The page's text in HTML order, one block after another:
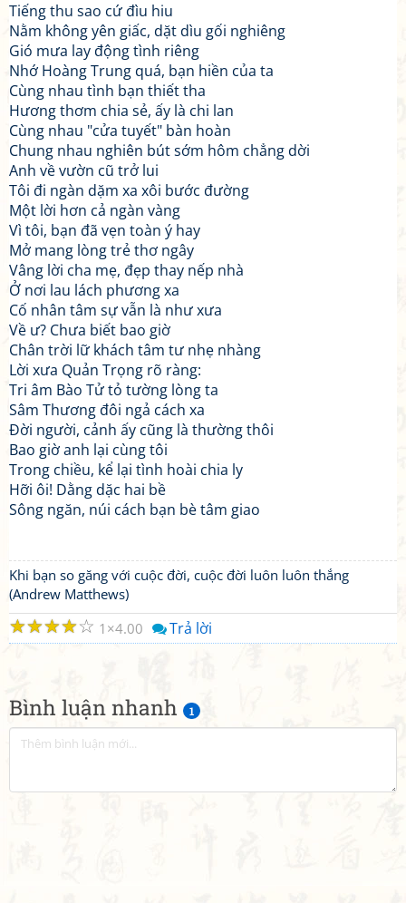
Bình luận nhanh 1
Tiếng thu sao cứ đìu hiu
Nằm không yên giấc, dặt dìu gối nghiêng
Gió mưa lay động tình riêng
Nhớ Hoàng Trung quá, bạn hiền của ta
Cùng nhau tình bạn thiết tha
Hương thơm chia sẻ, ấy là chi lan
Cùng nhau "cửa tuyết" bàn hoàn
Chung nhau nghiên bút sớm hôm chẳng dời
Anh về vườn cũ trở lui
Tôi đi ngàn dặm xa xôi bước đường
Một lời hơn cả ngàn vàng
Vì tôi, bạn đã vẹn toàn ý hay
Mở mang lòng trẻ thơ ngây
Vâng lời cha mẹ, đẹp thay nếp nhà
Ở nơi lau lách phương xa
Cố nhân tâm sự vẫn là như xưa
Về ư? Chưa biết bao giờ
Chân trời lữ khách tâm tư nhẹ nhàng
Lời xưa Quản Trọng rõ ràng:
Tri âm Bào Tử tỏ tường lòng ta
Sâm Thương đôi ngả cách xa
Đời người, cảnh ấy cũng là thường thôi
Bao giờ anh lại cùng tôi
Trong chiều, kể lại tình hoài chia ly
Hỡi ôi! Dằng dặc hai bề
Sông ngăn, núi cách bạn bè tâm giao
Khi bạn so găng với cuộc đời, cuộc đời luôn luôn thắng
(Andrew Matthews)
☆
☆
☆
☆
☆ 1 4.00 Trả lời